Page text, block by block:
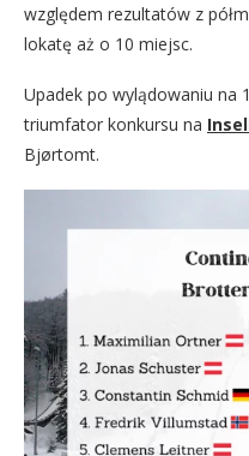
względem rezultatów z
lokatę aż o 10 miejsc.
Upadek po wylądowaniu na
triumfator konkursu na I
Bjørtomt.